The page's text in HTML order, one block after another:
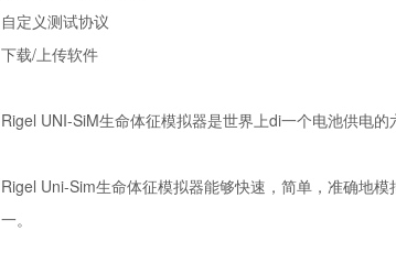
自定义测试协议
下载/上传软件
Rigel UNI-SiM生命体征模拟器是世界上di一个电池供电
Rigel Uni-Sim生命体征模拟器能够快速，简单，准确地
一。